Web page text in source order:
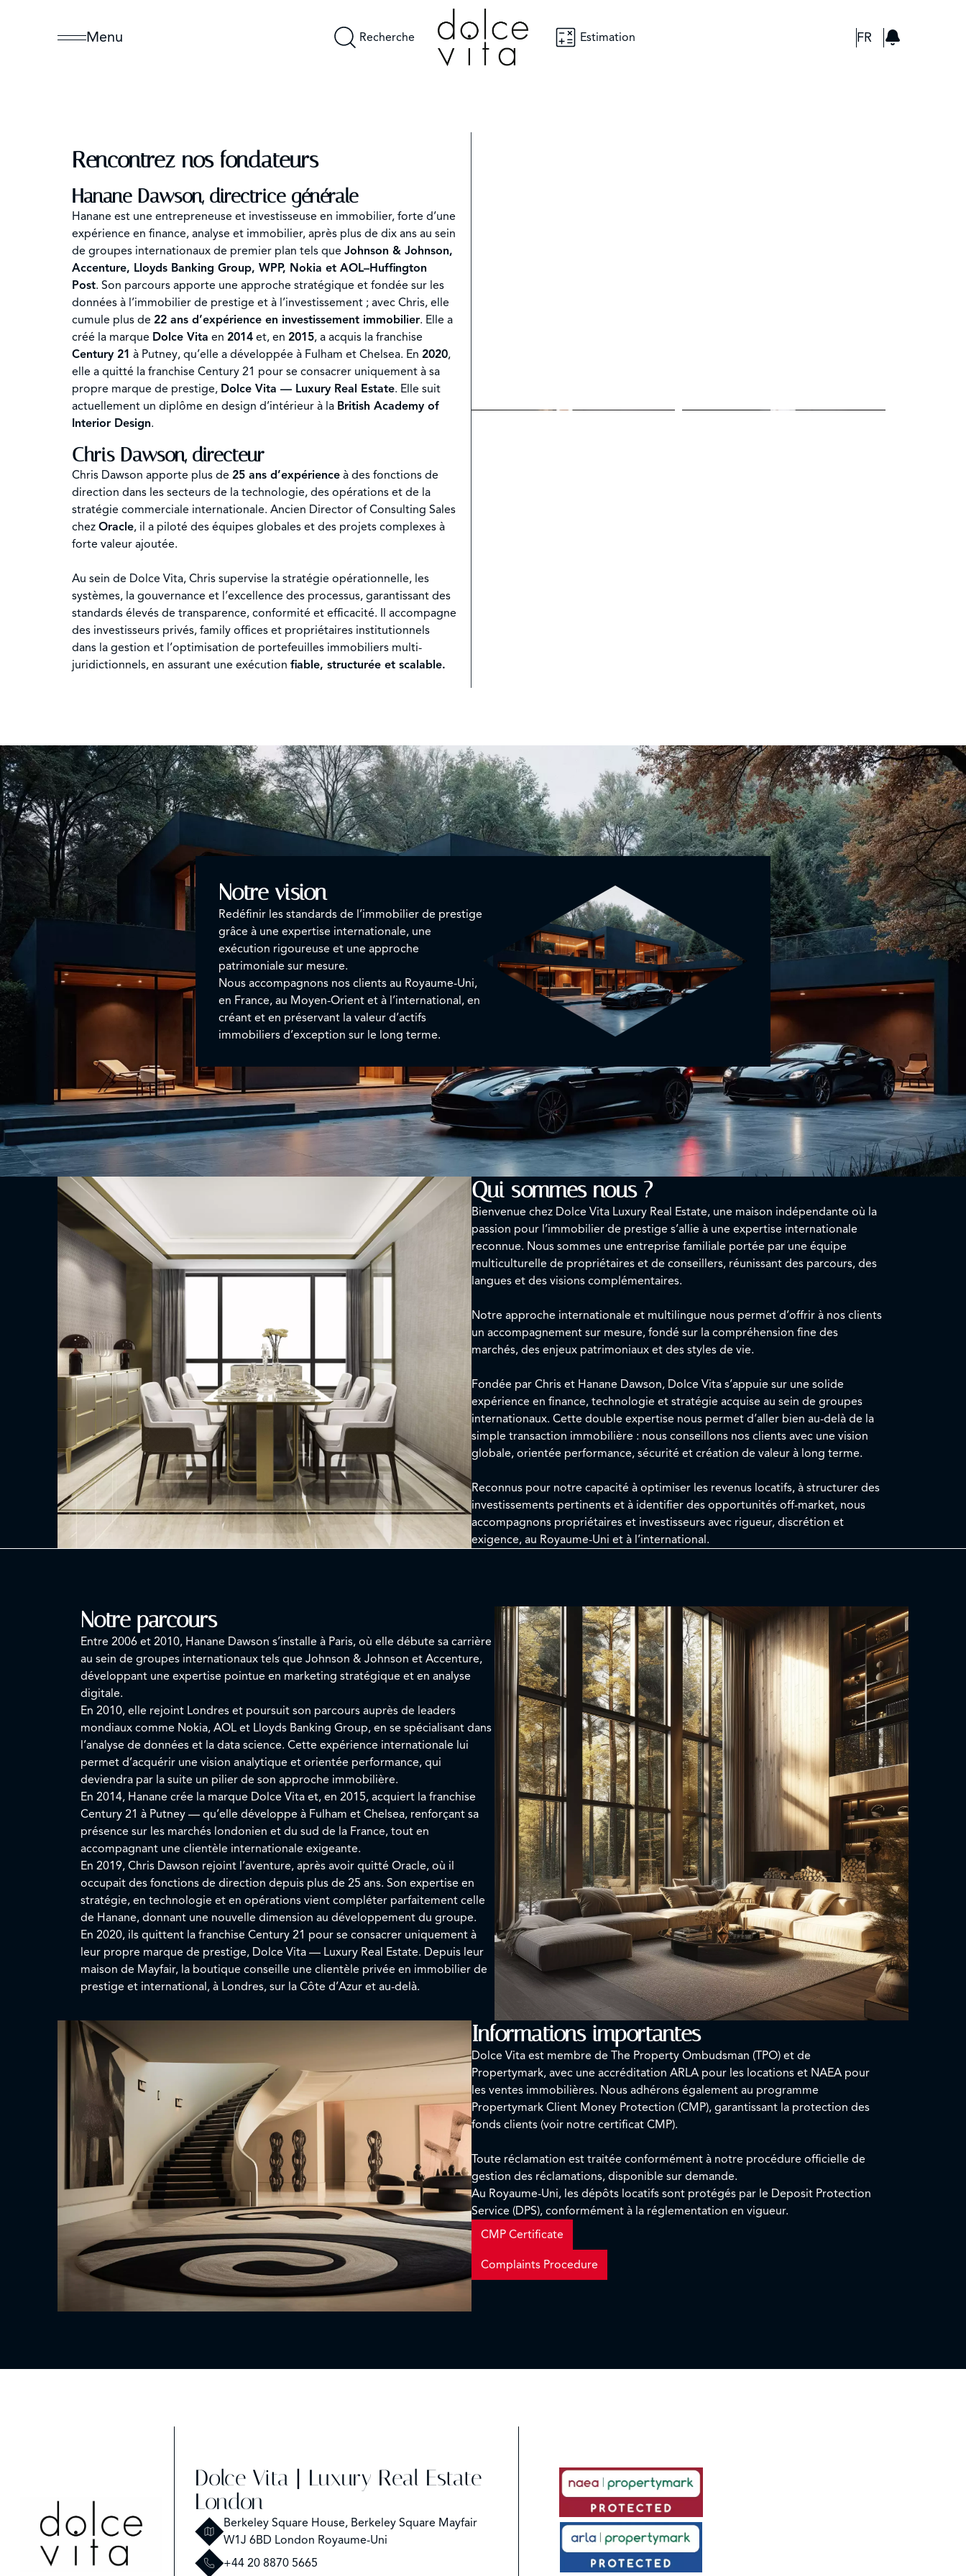
Menu Recherche Estimation FR
Rencontrez nos fondateurs
Hanane Dawson, directrice générale
Hanane est une entrepreneuse et investisseuse en immobilier, forte d’une
expérience en finance, analyse et immobilier, après plus de dix ans au sein
de groupes internationaux de premier plan tels que Johnson & Johnson,
Accenture, Lloyds Banking Group, WPP, Nokia et AOL–Huffington
Post. Son parcours apporte une approche stratégique et fondée sur les
données à l’immobilier de prestige et à l’investissement ; avec Chris, elle
cumule plus de 22 ans d’expérience en investissement immobilier. Elle a
créé la marque Dolce Vita en 2014 et, en 2015, a acquis la franchise
Century 21 à Putney, qu’elle a développée à Fulham et Chelsea. En 2020,
elle a quitté la franchise Century 21 pour se consacrer uniquement à sa
propre marque de prestige, Dolce Vita — Luxury Real Estate. Elle suit
actuellement un diplôme en design d’intérieur à la British Academy of
Interior Design.
Chris Dawson, directeur
Chris Dawson apporte plus de 25 ans d’expérience à des fonctions de
direction dans les secteurs de la technologie, des opérations et de la
stratégie commerciale internationale. Ancien Director of Consulting Sales
chez Oracle, il a piloté des équipes globales et des projets complexes à
forte valeur ajoutée.
Au sein de Dolce Vita, Chris supervise la stratégie opérationnelle, les
systèmes, la gouvernance et l’excellence des processus, garantissant des
standards élevés de transparence, conformité et efficacité. Il accompagne
des investisseurs privés, family offices et propriétaires institutionnels
dans la gestion et l’optimisation de portefeuilles immobiliers multi-
juridictionnels, en assurant une exécution fiable, structurée et scalable.
Notre vision
Redéfinir les standards de l’immobilier de prestige
grâce à une expertise internationale, une
exécution rigoureuse et une approche
patrimoniale sur mesure.
Nous accompagnons nos clients au Royaume-Uni,
en France, au Moyen-Orient et à l’international, en
créant et en préservant la valeur d’actifs
immobiliers d’exception sur le long terme.
Qui sommes nous ?
Bienvenue chez Dolce Vita Luxury Real Estate, une maison indépendante où la
passion pour l’immobilier de prestige s’allie à une expertise internationale
reconnue. Nous sommes une entreprise familiale portée par une équipe
multiculturelle de propriétaires et de conseillers, réunissant des parcours, des
langues et des visions complémentaires.
Notre approche internationale et multilingue nous permet d’offrir à nos clients
un accompagnement sur mesure, fondé sur la compréhension fine des
marchés, des enjeux patrimoniaux et des styles de vie.
Fondée par Chris et Hanane Dawson, Dolce Vita s’appuie sur une solide
expérience en finance, technologie et stratégie acquise au sein de groupes
internationaux. Cette double expertise nous permet d’aller bien au-delà de la
simple transaction immobilière : nous conseillons nos clients avec une vision
globale, orientée performance, sécurité et création de valeur à long terme.
Reconnus pour notre capacité à optimiser les revenus locatifs, à structurer des
investissements pertinents et à identifier des opportunités off-market, nous
accompagnons propriétaires et investisseurs avec rigueur, discrétion et
exigence, au Royaume-Uni et à l’international.
Notre parcours
Entre 2006 et 2010, Hanane Dawson s’installe à Paris, où elle débute sa carrière
au sein de groupes internationaux tels que Johnson & Johnson et Accenture,
développant une expertise pointue en marketing stratégique et en analyse
digitale.
En 2010, elle rejoint Londres et poursuit son parcours auprès de leaders
mondiaux comme Nokia, AOL et Lloyds Banking Group, en se spécialisant dans
l’analyse de données et la data science. Cette expérience internationale lui
permet d’acquérir une vision analytique et orientée performance, qui
deviendra par la suite un pilier de son approche immobilière.
En 2014, Hanane crée la marque Dolce Vita et, en 2015, acquiert la franchise
Century 21 à Putney — qu’elle développe à Fulham et Chelsea, renforçant sa
présence sur les marchés londonien et du sud de la France, tout en
accompagnant une clientèle internationale exigeante.
En 2019, Chris Dawson rejoint l’aventure, après avoir quitté Oracle, où il
occupait des fonctions de direction depuis plus de 25 ans. Son expertise en
stratégie, en technologie et en opérations vient compléter parfaitement celle
de Hanane, donnant une nouvelle dimension au développement du groupe.
En 2020, ils quittent la franchise Century 21 pour se consacrer uniquement à
leur propre marque de prestige, Dolce Vita — Luxury Real Estate. Depuis leur
maison de Mayfair, la boutique conseille une clientèle privée en immobilier de
prestige et international, à Londres, sur la Côte d’Azur et au-delà.
Informations importantes
Dolce Vita est membre de The Property Ombudsman (TPO) et de
Propertymark, avec une accréditation ARLA pour les locations et NAEA pour
les ventes immobilières. Nous adhérons également au programme
Propertymark Client Money Protection (CMP), garantissant la protection des
fonds clients (voir notre certificat CMP).
Toute réclamation est traitée conformément à notre procédure officielle de
gestion des réclamations, disponible sur demande.
Au Royaume-Uni, les dépôts locatifs sont protégés par le Deposit Protection
Service (DPS), conformément à la réglementation en vigueur.
CMP Certificate
Complaints Procedure
Dolce Vita | Luxury Real Estate
London
Berkeley Square House, Berkeley Square Mayfair
W1J 6BD London Royaume-Uni
+44 20 8870 5665